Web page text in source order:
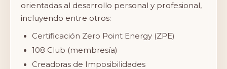
orientadas al desarrollo personal y profesional,
incluyendo entre otros:
Certificación Zero Point Energy (ZPE)
108 Club (membresía)
Creadoras de Imposibilidades